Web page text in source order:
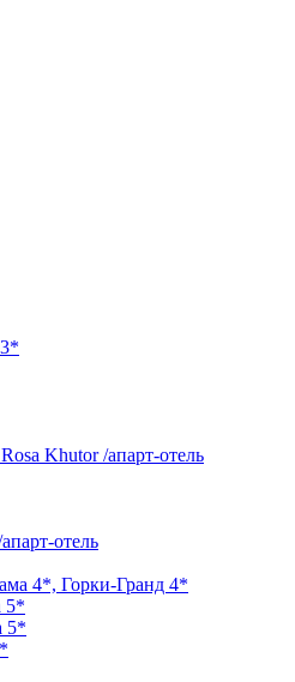
Khutor /апарт-отель
отель
4*, Горки-Гранд 4*
5*
5*